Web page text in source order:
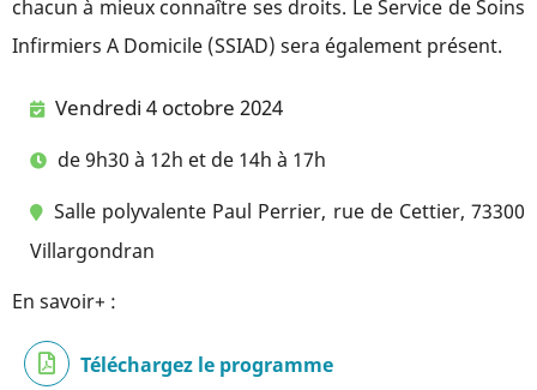
chacun à mieux connaître ses droits. Le Service de Soins
Infirmiers A Domicile (SSIAD) sera également présent.
Vendredi 4 octobre 2024
de 9h30 à 12h et de 14h à 17h
Salle polyvalente Paul Perrier, rue de Cettier, 73300
Villargondran
En savoir+ :
Téléchargez le programme